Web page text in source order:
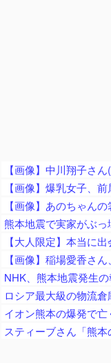
【画像】爆乳女子、
【大人限定】本当に